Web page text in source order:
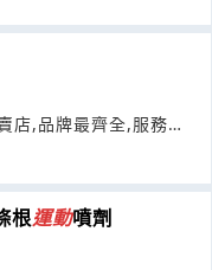
店,品牌最齊全,服務最
根運動噴劑